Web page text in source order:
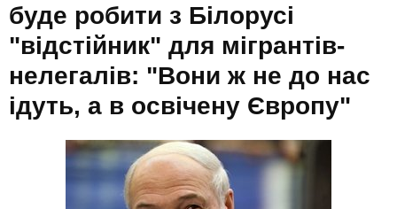
буде робити з Білорусі
"відстійник" для мігрантів-
нелегалів: "Вони ж не до нас
ідуть, а в освічену Європу"